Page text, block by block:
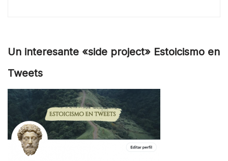
Un interesante «side project» Estoicismo en
Tweets